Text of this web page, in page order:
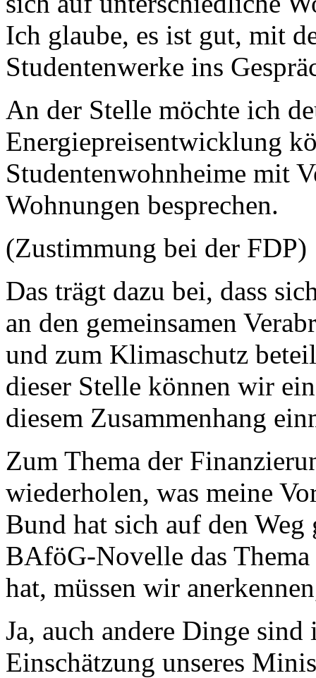
Ich glaube, es ist gut, mit
Studentenwerke ins
An der Stelle möchte ich
Energiepreisentwicklung
Studentenwohnheime mit
Wohnungen besprechen.
(Zustimmung bei der FDP)
Das trägt dazu bei, dass
an den gemeinsamen
und zum Klimaschutz
dieser Stelle können wir
diesem Zusammenhang
Zum Thema der
wiederholen, was meine
Bund hat sich auf den
BAföG-Novelle das
hat, müssen wir
Ja, auch andere Dinge
Einschätzung unseres